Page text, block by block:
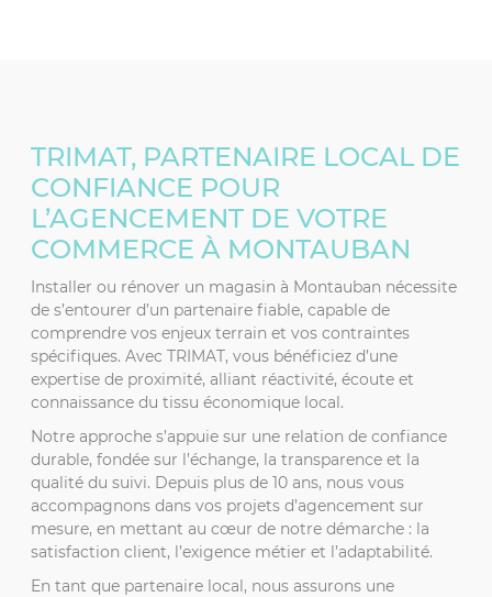
TRIMAT, PARTENAIRE LOCAL DE
CONFIANCE POUR
L’AGENCEMENT DE VOTRE
COMMERCE À MONTAUBAN
Installer ou rénover un magasin à Montauban nécessite
de s’entourer d’un partenaire fiable, capable de
comprendre vos enjeux terrain et vos contraintes
spécifiques. Avec TRIMAT, vous bénéficiez d’une
expertise de proximité, alliant réactivité, écoute et
connaissance du tissu économique local.
Notre approche s’appuie sur une relation de confiance
durable, fondée sur l’échange, la transparence et la
qualité du suivi. Depuis plus de 10 ans, nous vous
accompagnons dans vos projets d’agencement sur
mesure, en mettant au cœur de notre démarche : la
satisfaction client, l’exigence métier et l’adaptabilité.
En tant que partenaire local, nous assurons une